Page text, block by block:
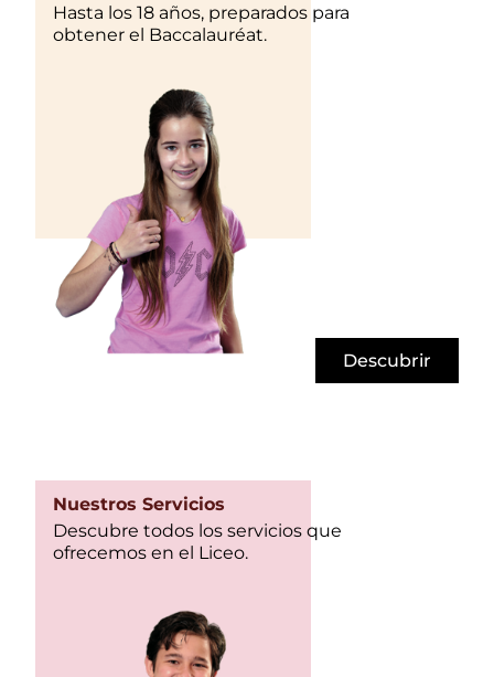
Hasta los 18 años, preparados para
obtener el Baccalauréat.
Descubrir
Nuestros Servicios
Descubre todos los servicios que
ofrecemos en el Liceo.